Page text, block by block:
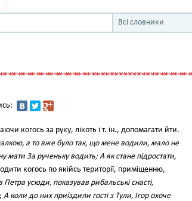
Всі словники
когось за руку, лікоть і т. ін., допомагати йти.
а то вже було так, що мене водили, мало не
мати За рученьку водить; А як стане підростати,
когось по якійсь території, приміщенню,
Петра усюди, показував рибальські снасті,
А коли до них приїздили гості з Тули, Ігор охоче